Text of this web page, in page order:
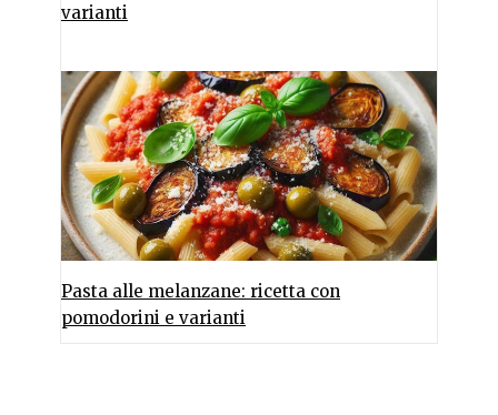
varianti
Pasta alle melanzane: ricetta con
pomodorini e varianti